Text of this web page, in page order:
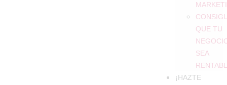
QUE TU
SEA
¡HAZTE